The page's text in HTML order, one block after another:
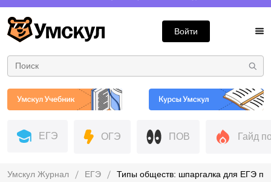
Войти
ЕГЭ ОГЭ ПОВ Гайд
Умскул Журнал ЕГЭ Типы обществ: шпаргалка для ЕГЭ